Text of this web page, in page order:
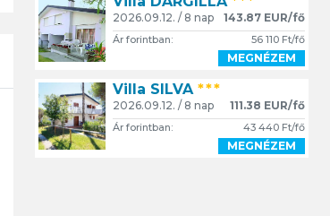
2026.09.12. / 8 nap 143.87 EUR/fő
Ár forintban: 56 110 Ft/fő
MEGNÉZEM
Villa SILVA ***
2026.09.12. / 8 nap 111.38 EUR/fő
Ár forintban: 43 440 Ft/fő
MEGNÉZEM